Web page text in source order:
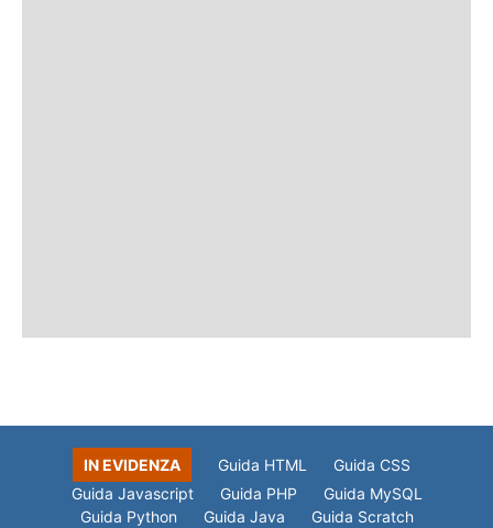
IN EVIDENZA Guida HTML
Guida CSS
Guida Javascript
Guida PHP
Guida MySQL
Guida Python
Guida Java
Guida Scratch